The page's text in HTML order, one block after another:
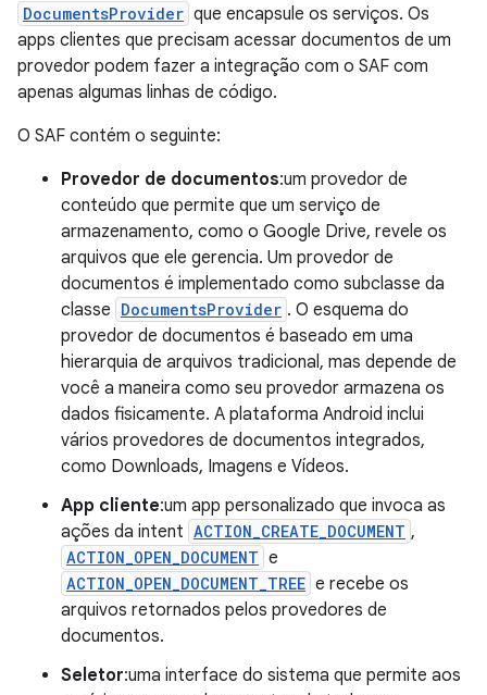
DocumentsProvider que encapsule os serviços. Os
apps clientes que precisam acessar documentos de um
provedor podem fazer a integração com o SAF com
apenas algumas linhas de código.
O SAF contém o seguinte:
Provedor de documentos:um provedor de
conteúdo que permite que um serviço de
armazenamento, como o Google Drive, revele os
arquivos que ele gerencia. Um provedor de
documentos é implementado como subclasse da
classe DocumentsProvider . O esquema do
provedor de documentos é baseado em uma
hierarquia de arquivos tradicional, mas depende de
você a maneira como seu provedor armazena os
dados fisicamente. A plataforma Android inclui
vários provedores de documentos integrados,
como Downloads, Imagens e Vídeos.
App cliente:um app personalizado que invoca as
ações da intent ACTION_CREATE_DOCUMENT ,
ACTION_OPEN_DOCUMENT e
ACTION_OPEN_DOCUMENT_TREE e recebe os
arquivos retornados pelos provedores de
documentos.
Seletor:uma interface do sistema que permite aos